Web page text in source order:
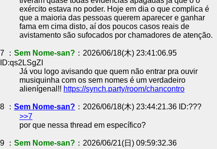
exército estava no poder. Hoje em dia o que complica é
que a maioria das pessoas querem aparecer e ganhar
fama em cima disto, aí dos poucos casos reais de
avistamento são sufocados por chamadores de atenção.
7 ： Sem Nome-san? ：2026/06/18(木) 23:41:06.95
ID:qs2LSgZI
Já vou logo avisando que quem não entrar pra ouvir
musiquinha com os sem nomes é um verdadeiro
alienígenal!! https://synch.party/room/chancontro
8 ： Sem Nome-san? ：2026/06/18(木) 23:44:21.36 ID:???
>>7
por que nessa thread em específico?
9 ： Sem Nome-san? ：2026/06/21(日) 09:59:32.36